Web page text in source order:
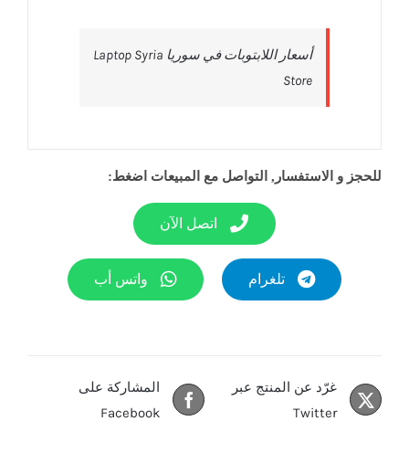
‎أسعار اللابتوبات في سوريا Laptop Syria
Store‎
للحجز و الاستفسار, التواصل مع المبيعات اضغط:
اتصل الآن
تلغرام واتس أب
المشاركة على
Facebook
غرّد عن المنتج عبر
Twitter